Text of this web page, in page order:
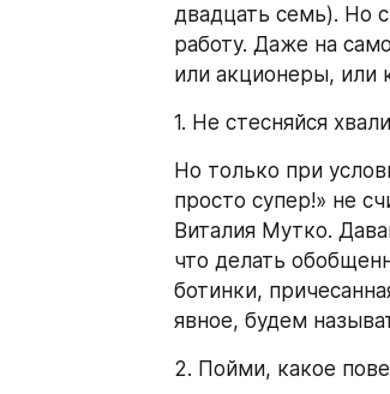
двадцать семь). Но
работу. Даже на
или акционеры, или
1. Не стесняйся
Но только при
просто супер!» не
Виталия Мутко.
что делать
ботинки,
явное, будем
2. Пойми, какое